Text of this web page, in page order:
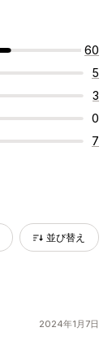
60
5
3
0
7
並び替え
2024年1月7日